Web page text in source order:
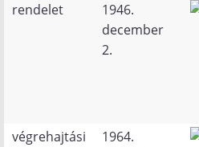
rendelet
1946.
december
2.
végrehajtási
1964.